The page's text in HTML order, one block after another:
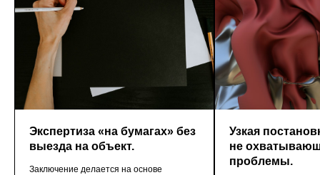
Экспертиза «на бумагах» без
выезда на объект.
Заключение делается на основе
Узкая
не
проблемы.